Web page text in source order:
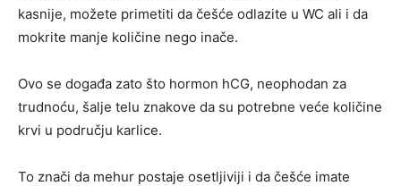
kasnije, možete primetiti da češće odlazite u WC ali i da
mokrite manje količine nego inače.
Ovo se događa zato što hormon hCG, neophodan za
trudnoću, šalje telu znakove da su potrebne veće količine
krvi u području karlice.
To znači da mehur postaje osetljiviji i da češće imate